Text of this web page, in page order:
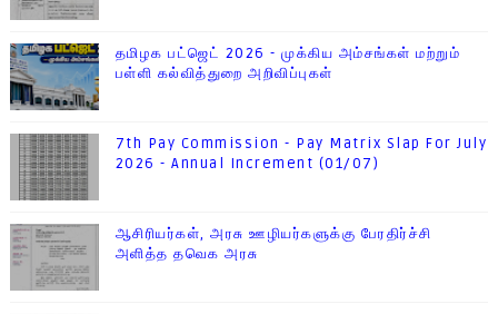
தமிழக பட்ஜெட் 2026 - முக்கிய அம்சங்கள் மற்றும்
பள்ளி கல்வித்துறை அறிவிப்புகள்
7th Pay Commission - Pay Matrix Slap For July
2026 - Annual Increment (01/07)
ஆசிரியர்கள், அரசு ஊழியர்களுக்கு பேரதிர்ச்சி
அளித்த தவெக அரசு